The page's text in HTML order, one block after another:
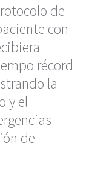
de
con
récord
la
y el
de